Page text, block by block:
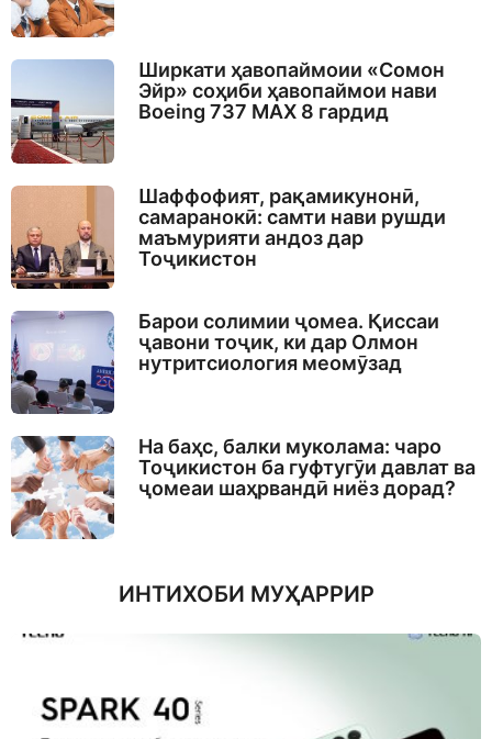
Ширкати ҳавопаймоии «Сомон
Эйр» соҳиби ҳавопаймои нави
Boeing 737 MAX 8 гардид
Шаффофият, рақамикунонӣ,
самаранокӣ: самти нави рушди
маъмурияти андоз дар
Тоҷикистон
Барои солимии ҷомеа. Қиссаи
ҷавони тоҷик, ки дар Олмон
нутритсиология меомӯзад
На баҳс, балки муколама: чаро
Тоҷикистон ба гуфтугӯи давлат ва
ҷомеаи шаҳрвандӣ ниёз дорад?
ИНТИХОБИ МУҲАРРИР